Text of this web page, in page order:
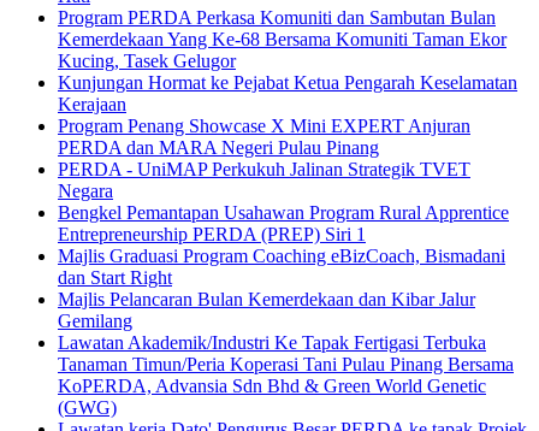
Program PERDA Perkasa Komuniti dan Sambutan Bulan
Kemerdekaan Yang Ke-68 Bersama Komuniti Taman Ekor
Kucing, Tasek Gelugor
Kunjungan Hormat ke Pejabat Ketua Pengarah Keselamatan
Kerajaan
Program Penang Showcase X Mini EXPERT Anjuran
PERDA dan MARA Negeri Pulau Pinang
PERDA - UniMAP Perkukuh Jalinan Strategik TVET
Negara
Bengkel Pemantapan Usahawan Program Rural Apprentice
Entrepreneurship PERDA (PREP) Siri 1
Majlis Graduasi Program Coaching eBizCoach, Bismadani
dan Start Right
Majlis Pelancaran Bulan Kemerdekaan dan Kibar Jalur
Gemilang
Lawatan Akademik/Industri Ke Tapak Fertigasi Terbuka
Tanaman Timun/Peria Koperasi Tani Pulau Pinang Bersama
KoPERDA, Advansia Sdn Bhd & Green World Genetic
(GWG)